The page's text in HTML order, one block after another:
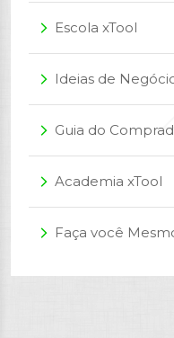
arrow_forward_ios Escola xTool
arrow_forward_ios Ideias de
arrow_forward_ios Guia do
arrow_forward_ios Academia xTool
arrow_forward_ios Faça você